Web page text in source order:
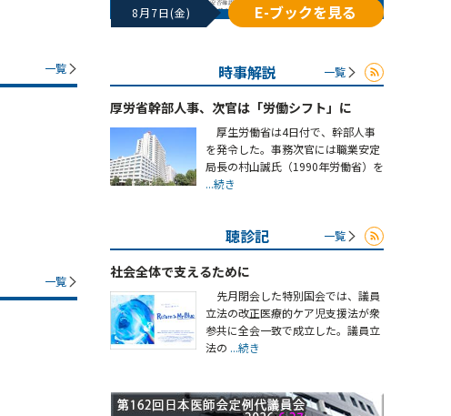
一覧
一覧
8月7日(金) E-ブックを見る
時事解説 一覧
厚労省幹部人事、次官は「労働シフト」に
厚生労働省は4日付で、幹部人事
を発令した。事務次官には職業安定
局長の村山誠氏（1990年労働省）を
...続き
聴診記 一覧
社会全体で支えるために
先月閉会した特別国会では、議員
立法の改正医療的ケア児支援法が衆
参共に全会一致で成立した。議員立
法の ...続き